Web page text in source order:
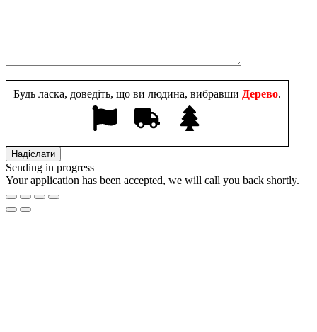
Будь ласка, доведіть, що ви людина, вибравши Дерево.
Sending in progress
Your application has been accepted, we will call you back shortly.